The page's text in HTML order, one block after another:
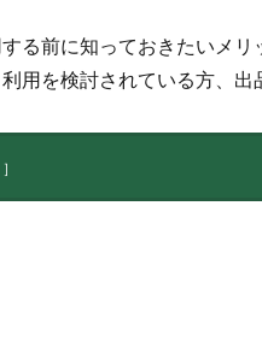
る前に知っておきたいメ
用を検討されている方、